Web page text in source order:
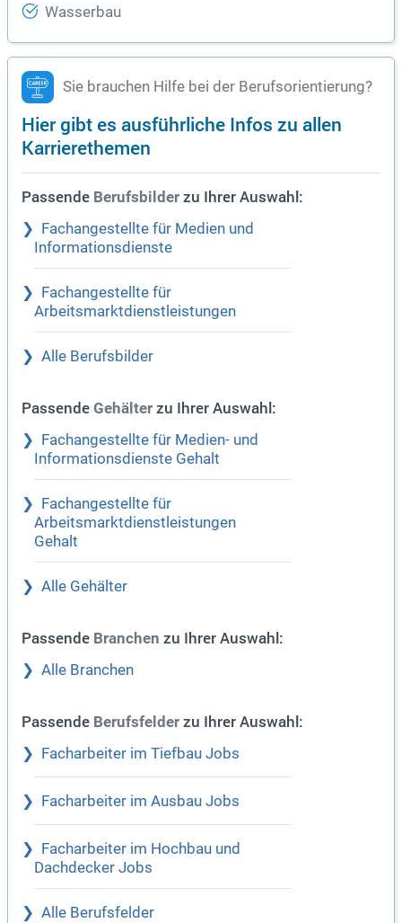
Wasserbau
Sie brauchen Hilfe bei der Berufsorientierung?
Hier gibt es ausführliche Infos zu allen
Karrierethemen
Passende Berufsbilder zu Ihrer Auswahl:
Fachangestellte für Medien und
Informationsdienste
Fachangestellte für
Arbeitsmarktdienstleistungen
Alle Berufsbilder
Passende Gehälter zu Ihrer Auswahl:
Fachangestellte für Medien- und
Informationsdienste Gehalt
Fachangestellte für
Arbeitsmarktdienstleistungen
Gehalt
Alle Gehälter
Passende Branchen zu Ihrer Auswahl:
Alle Branchen
Passende Berufsfelder zu Ihrer Auswahl:
Facharbeiter im Tiefbau Jobs
Facharbeiter im Ausbau Jobs
Facharbeiter im Hochbau und
Dachdecker Jobs
Alle Berufsfelder